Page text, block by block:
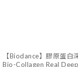
【Biodance】膠原蛋白
Bio-Collagen Real